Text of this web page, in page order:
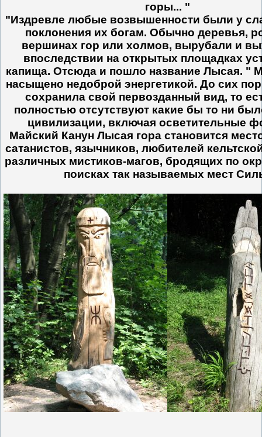
горы... "
"Издревле любые возвышенности были у
поклонения их богам. Обычно деревья,
вершинах гор или холмов, вырубали и
впоследствии на открытых площадках
капища. Отсюда и пошло название Лысая. "
насыщено недоброй энергетикой. До сих
сохранила свой первозданный вид, то
полностью отсутствуют какие бы то ни
цивилизации, включая осветительные
Майский Канун Лысая гора становится
сатанистов, язычников, любителей
различных мистиков-магов, бродящих по
поисках так называемых мест